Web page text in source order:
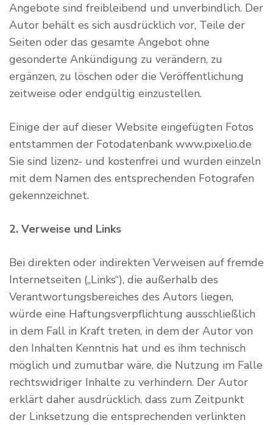
Angebote sind freibleibend und unverbindlich. Der
Autor behält es sich ausdrücklich vor, Teile der
Seiten oder das gesamte Angebot ohne
gesonderte Ankündigung zu verändern, zu
ergänzen, zu löschen oder die Veröffentlichung
zeitweise oder endgültig einzustellen.
Einige der auf dieser Website eingefügten Fotos
entstammen der Fotodatenbank www.pixelio.de
Sie sind lizenz- und kostenfrei und wurden einzeln
mit dem Namen des entsprechenden Fotografen
gekennzeichnet.
2. Verweise und Links
Bei direkten oder indirekten Verweisen auf fremde
Internetseiten („Links“), die außerhalb des
Verantwortungsbereiches des Autors liegen,
würde eine Haftungsverpflichtung ausschließlich
in dem Fall in Kraft treten, in dem der Autor von
den Inhalten Kenntnis hat und es ihm technisch
möglich und zumutbar wäre, die Nutzung im Falle
rechtswidriger Inhalte zu verhindern. Der Autor
erklärt daher ausdrücklich, dass zum Zeitpunkt
der Linksetzung die entsprechenden verlinkten